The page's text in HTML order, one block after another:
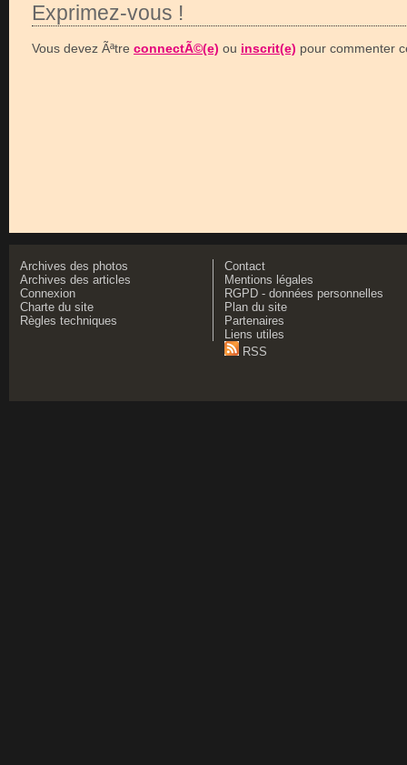
Exprimez-vous !
Vous devez Ãªtre connectÃ©(e) ou inscrit(e) pour commenter
Archives des photos
Archives des articles
Connexion
Charte du site
Règles techniques
Contact
Mentions légales
RGPD - données personnelles
Plan du site
Partenaires
Liens utiles
RSS